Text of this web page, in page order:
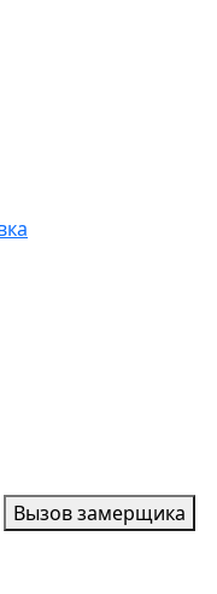
Вызов замерщика